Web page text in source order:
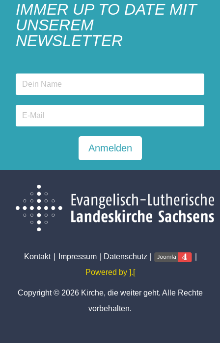
IMMER UP TO DATE MIT
UNSEREM
NEWSLETTER
Anmelden
Kontakt Impressum Datenschutz
Powered by ].[
Copyright © 2026 Kirche, die weiter geht. Alle Rechte
vorbehalten.